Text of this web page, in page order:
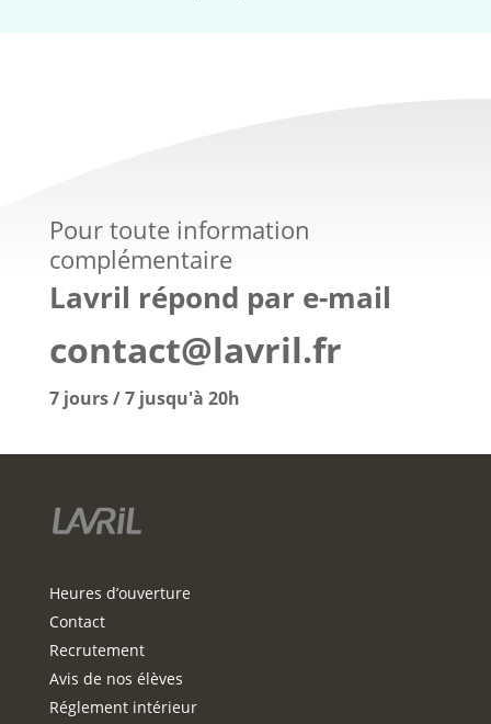
Pour toute information
complémentaire
Lavril répond par e-mail
contact@lavril.fr
7 jours / 7 jusqu'à 20h
Heures d’ouverture
Contact
Recrutement
Avis de nos élèves
Réglement intérieur